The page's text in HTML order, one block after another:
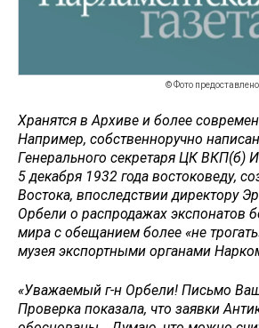
© Фото
Хранятся в Архиве и более
Например, собственноручно
Генерального секретаря ЦК ВКП(б)
5 декабря 1932 года востоковеду,
Востока, впоследствии директору
Орбели о распродажах экспонатов
мира с обещанием более «не
музея экспортными органами
«Уважаемый г-н Орбели! Письмо
Проверка показала, что заявки